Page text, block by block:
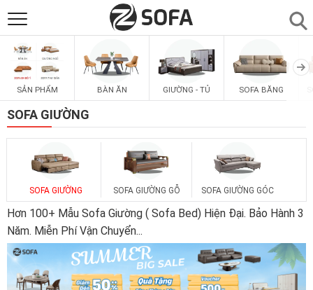
SẢN PHẨM
SOFAS
PHÒNG ĂN
PHÒNG KHÁCH
LIÊN HỆ
SẢN PHẨM BÀN ĂN GIƯỜNG - TỦ SOFA BĂNG
SOFA GIƯỜNG
SOFA GIƯỜNG SOFA GIƯỜNG GỖ SOFA GIƯỜNG GÓC
Hơn 100+ Mẫu Sofa Giường ( Sofa Bed) Hiện Đại. Bảo Hành 3
Năm. Miễn Phí Vận Chuyển...